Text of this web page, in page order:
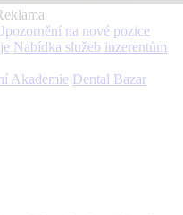
na nové pozice
Nabídka služeb inzerentům
Akademie Dental Bazar